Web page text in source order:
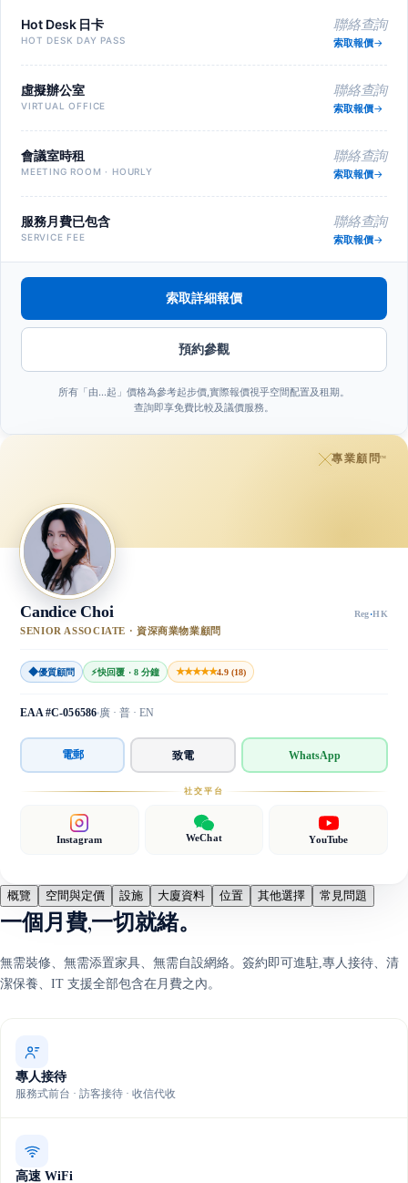
Hot Desk 日卡
HOT DESK DAY PASS
聯絡查詢
索取報價
虛擬辦公室
VIRTUAL OFFICE
聯絡查詢
索取報價
會議室時租
MEETING ROOM · HOURLY
聯絡查詢
索取報價
服務月費已包含
SERVICE FEE
聯絡查詢
索取報價
索取詳細報價
預約參觀
所有「由…起」價格為參考起步價,實際報價視乎空間配置及租期。
查詢即享免費比較及議價服務。
專業顧問™
Candice Choi Reg·HK
SENIOR ASSOCIATE · 資深商業物業顧問
◆優質顧問 ⚡快回覆 · 8 分鐘 ★★★★★4.9 (18)
EAA #C-056586 廣 · 普 · EN
電郵 致電 WhatsApp
社交平台
Instagram WeChat YouTube
概覽 空間與定價 設施 大廈資料 位置 其他選擇 常見問題
一個月費,一切就緒。
無需裝修、無需添置家具、無需自設網絡。簽約即可進駐,專人接待、清
潔保養、IT 支援全部包含在月費之內。
專人接待
服務式前台 · 訪客接待 · 收信代收
高速 WiFi